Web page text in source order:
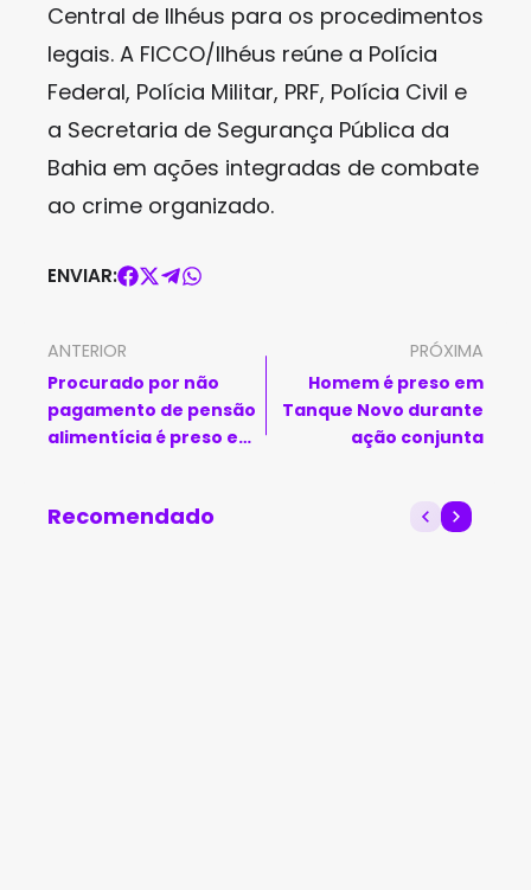
Central de Ilhéus para os procedimentos
legais. A FICCO/Ilhéus reúne a Polícia
Federal, Polícia Militar, PRF, Polícia Civil e
a Secretaria de Segurança Pública da
Bahia em ações integradas de combate
ao crime organizado.
ENVIAR:
ANTERIOR
Procurado por não
pagamento de pensão
alimentícia é preso em
PRÓXIMA
Homem é preso em
Tanque Novo durante
ação conjunta
Recomendado